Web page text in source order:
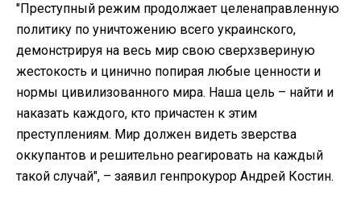
"Преступный режим продолжает целенаправленную
политику по уничтожению всего украинского,
демонстрируя на весь мир свою сверхзвериную
жестокость и цинично попирая любые ценности и
нормы цивилизованного мира. Наша цель – найти и
наказать каждого, кто причастен к этим
преступлениям. Мир должен видеть зверства
оккупантов и решительно реагировать на каждый
такой случай", – заявил генпрокурор Андрей Костин.